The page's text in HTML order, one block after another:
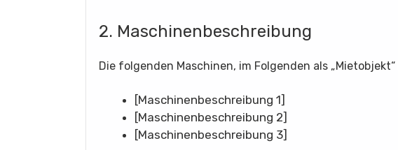
2. Maschinenbeschreibung
Die folgenden Maschinen, im Folgenden als
[Maschinenbeschreibung 1]
[Maschinenbeschreibung 2]
[Maschinenbeschreibung 3]